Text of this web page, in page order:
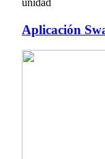
Aplicación